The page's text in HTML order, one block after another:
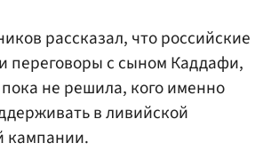
рассказал, что российские
переговоры с сыном Каддафи,
не решила, кого именно
в ливийской
кампании.